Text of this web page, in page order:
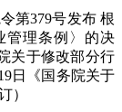
第379号发布 根
管理条例〉的决
关于修改部分行
日《国务院关于
）